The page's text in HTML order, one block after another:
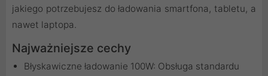
jakiego potrzebujesz do ładowania smartfona, tabletu, a
nawet laptopa.
Najważniejsze cechy
Błyskawiczne ładowanie 100W: Obsługa standardu